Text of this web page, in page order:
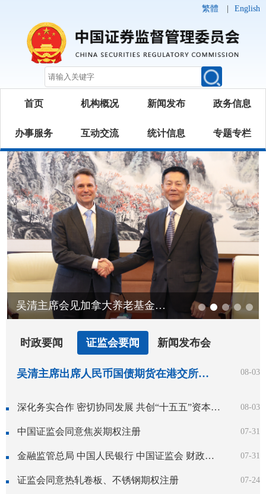
繁體 English
首页 机构概况 新闻发布 政务信息
办事服务 互动交流 统计信息 专题专栏
吴清主席会见加拿大养老基金投资公司总裁兼首席执行官格雷厄姆
时政要闻 证监会要闻 新闻发布会
吴清主席出席人民币国债期货在港交所挂牌上市仪式并致辞 08-03
深化务实合作 密切协同发展 共创“十五五”资本市场高水平开放新局面——吴清主席在香港推出人民币国债期货上市仪式上的致辞 08-03
中国证监会同意焦炭期权注册 07-31
金融监管总局 中国人民银行 中国证监会 财政部关于健全金融机构治理的实施意见 07-31
证监会同意热轧卷板、不锈钢期权注册 07-24